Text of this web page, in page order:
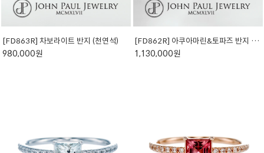
[FD863R] 차보라이트 반지 (천연석)
980,000원
[FD862R] 아쿠아마린&토파즈 반지 (천연석)
1,130,000원